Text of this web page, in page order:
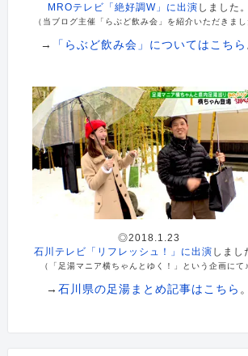
MROテレビ「絶好調W」に出演 しました。
（当ブログ主催「らぶど飲み会」を紹介いただきまし
→ 「らぶど飲み会」についてはこちら
◎2018.1.23
石川テレビ「リフレッシュ！」に出演 しまし
（「足湯マニア横ちゃんとゆく！」という企画にて♪
→石川県の足湯まとめ記事はこちら 。